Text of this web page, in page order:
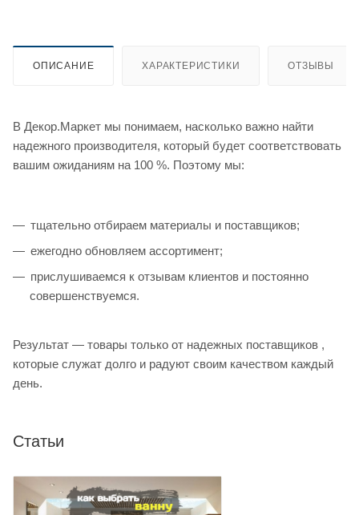
ОПИСАНИЕ ХАРАКТЕРИСТИКИ ОТЗЫВЫ
В Декор.Маркет мы понимаем, насколько важно найти
надежного производителя, который будет соответствовать
вашим ожиданиям на 100 %. Поэтому мы:
тщательно отбираем материалы и поставщиков;
ежегодно обновляем ассортимент;
прислушиваемся к отзывам клиентов и постоянно
совершенствуемся.
Результат — товары только от надежных поставщиков ,
которые служат долго и радуют своим качеством каждый
день.
Статьи